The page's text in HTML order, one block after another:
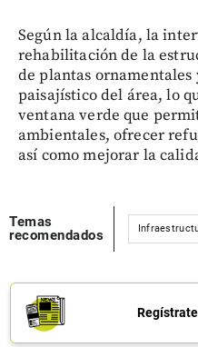
Según la alcaldía, la
rehabilitación de la
de plantas
paisajístico del área, lo
ventana verde que
ambientales, ofrecer
así como mejorar la
Temas
recomendados